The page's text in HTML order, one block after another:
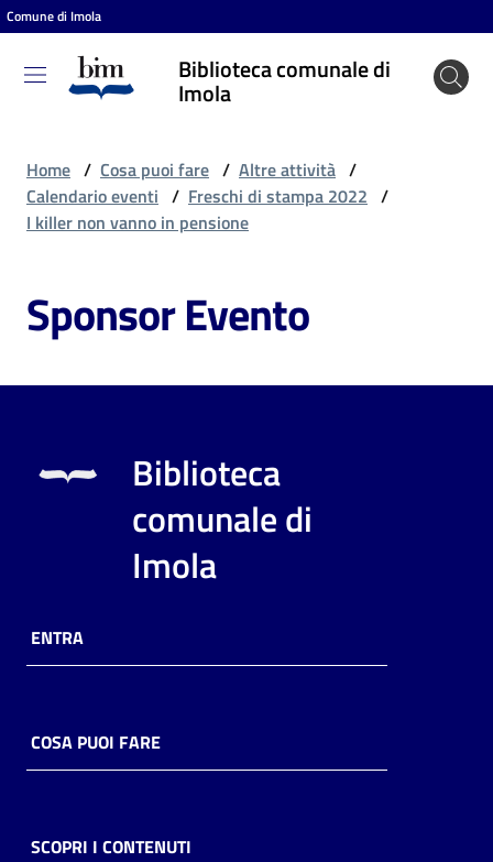
Vai al contenuto
Vai alla navigazione
Vai al footer
Comune di Imola
Biblioteca comunale di
Imola
Biblioteca
comunale
Cosa
fare
Scopri
online
Piani
Home / Cosa puoi fare / Altre attività /
Calendario eventi / Freschi di stampa 2022 /
I killer non vanno in pensione
Sponsor Evento
Biblioteca
comunale di
Imola
ENTRA
COSA PUOI FARE
SCOPRI I CONTENUTI